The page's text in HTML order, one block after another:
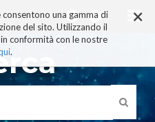
×
una gamma di
del sito. Utilizzando il
conformità con le nostre
.